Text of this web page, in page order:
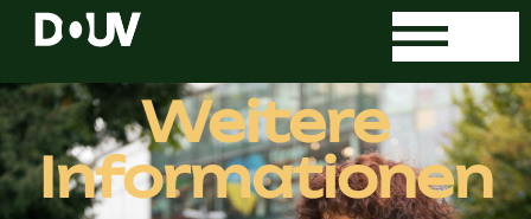
Weitere
Informationen